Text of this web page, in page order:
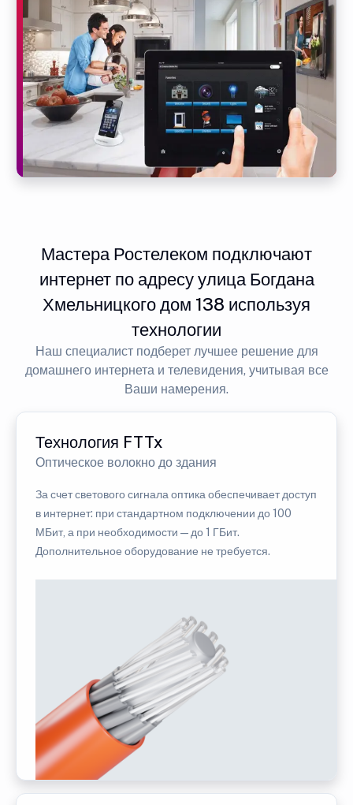
Мастера Ростелеком подключают
интернет по адресу улица Богдана
Хмельницкого дом 138 используя
технологии
Наш специалист подберет лучшее решение для
домашнего интернета и телевидения, учитывая все
Ваши намерения.
Технология FTTx
Оптическое волокно до здания
За счет светового сигнала оптика обеспечивает доступ
в интернет: при стандартном подключении до 100
МБит, а при необходимости — до 1 ГБит.
Дополнительное оборудование не требуется.